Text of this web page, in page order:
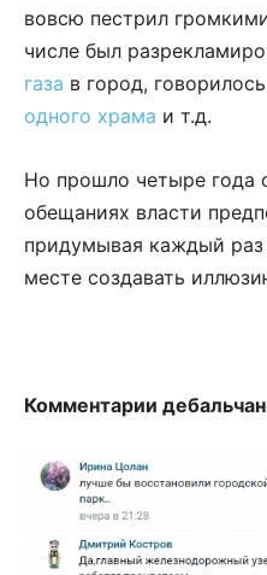
вовсю пестрил
числе был
газа в город,
одного храма и т.д.
Но прошло четыре года
обещаниях власти
придумывая каждый
месте создавать
Комментарии